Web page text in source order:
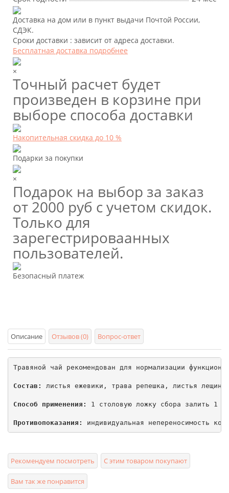
Доставка на дом или в пункт выдачи Почтой России,
СДЭК.
Сроки доставки : зависит от адреса доставки.
Бесплатная доставка подробнее
×
Точный расчет будет
произведен в корзине при
выборе способа доставки
Накопительная скидка до 10 %
Подарки за покупки
×
Подарок на выбор за заказ
от 2000 руб с учетом скидок.
Только для
зарегестрироваанных
пользователей.
Безопасный платеж
Описание Отзывов (0) Вопрос-ответ
Травяной чай рекомендован для нормализации
Состав: листья ежевики, трава репешка, листья
Способ применения: 1 столовую ложку сбора залить 1
Противопоказания: индивидуальная непереносимость
Рекомендуем посмотреть С этим товаром покупают
Вам так же понравится